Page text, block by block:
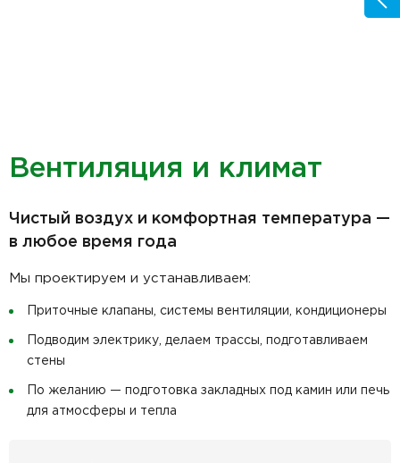
Вентиляция и климат
Чистый воздух и комфортная температура —
в любое время года
Мы проектируем и устанавливаем:
Приточные клапаны, системы вентиляции, кондиционеры
Подводим электрику, делаем трассы, подготавливаем
стены
По желанию — подготовка закладных под камин или печь
для атмосферы и тепла